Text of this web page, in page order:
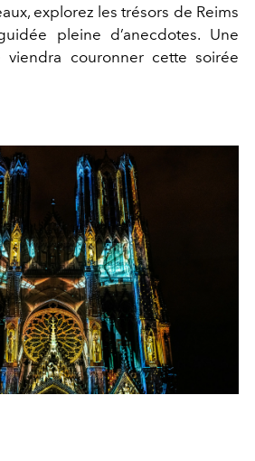
explorez les trésors de Reims
pleine d’anecdotes. Une
viendra couronner cette soirée